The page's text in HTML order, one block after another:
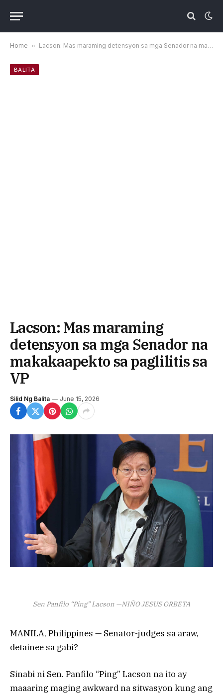
Home » Lacson: Mas maraming detensyon sa mga Senador na makakaapekto sa paglilitis sa VP
BALITA
Lacson: Mas maraming
detensyon sa mga Senador na
makakaapekto sa paglilitis sa
VP
Silid Ng Balita June 15, 2026
Sen Panfilo “Ping” Lacson —NIÑO JESUS ​​ORBETA
MANILA, Philippines — Senator-judges sa araw,
detainee sa gabi?
Sinabi ni Sen. Panfilo “Ping” Lacson na ito ay
maaaring maging awkward na sitwasyon kung ang